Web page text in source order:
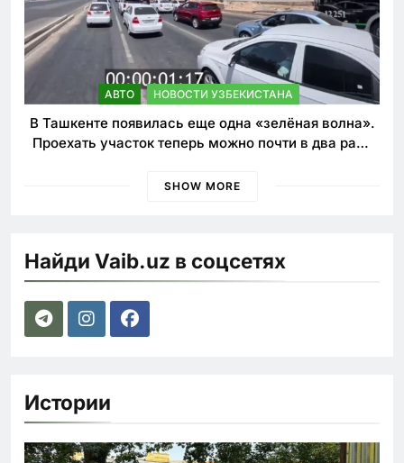
АВТО НОВОСТИ УЗБЕКИСТАНА
В Ташкенте появилась еще одна «зелёная волна».
Проехать участок теперь можно почти в два раза
SHOW MORE
Найди Vaib.uz в соцсетях
Истории